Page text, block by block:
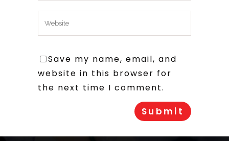
Save my name, email, and
website in this browser for
the next time I comment.